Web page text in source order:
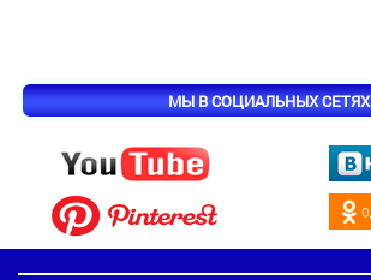
МЫ В СОЦИАЛЬНЫХ СЕТЯХ